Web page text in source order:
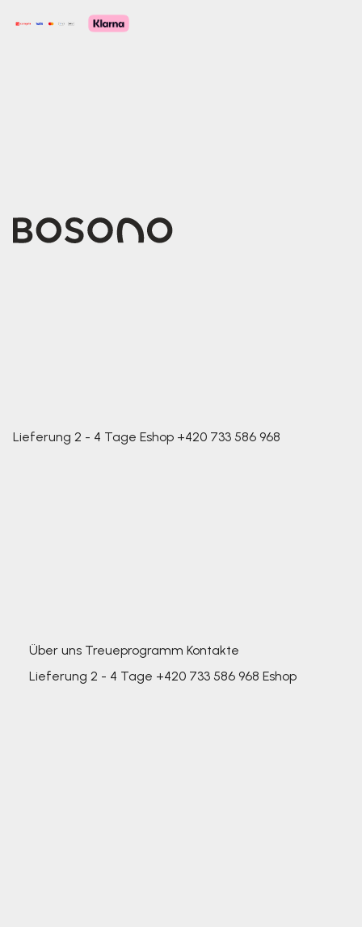
Lieferung 2 - 4 Tage Eshop +420 733 586 968
Über uns Treueprogramm Kontakte
Lieferung 2 - 4 Tage +420 733 586 968 Eshop